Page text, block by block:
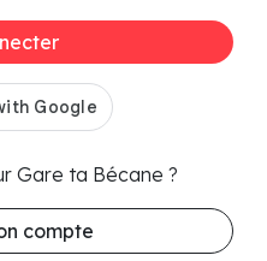
Gare ta Bécane ?
compte